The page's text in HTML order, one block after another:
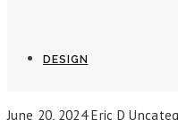
DESIGN
June 20, 2024 Eric D